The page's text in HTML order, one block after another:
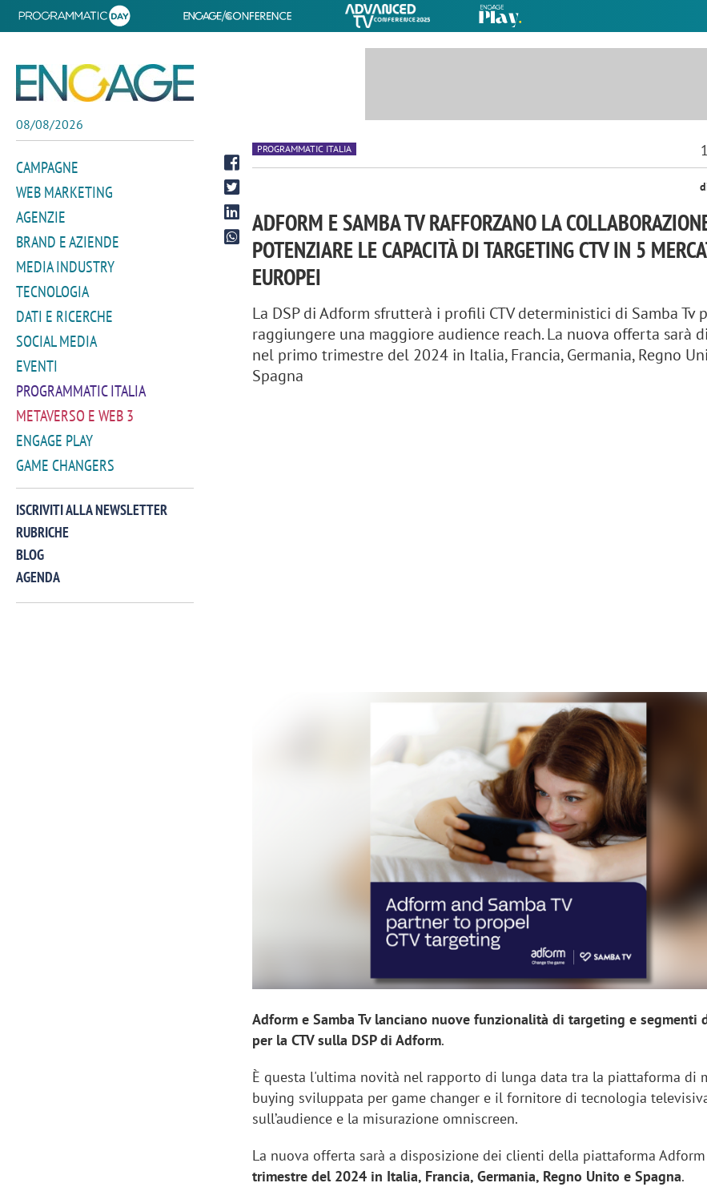
08/08/2026
CAMPAGNE
WEB MARKETING
AGENZIE
BRAND E AZIENDE
MEDIA INDUSTRY
TECNOLOGIA
DATI E RICERCHE
SOCIAL MEDIA
EVENTI
PROGRAMMATIC ITALIA
METAVERSO E WEB 3
ENGAGE PLAY
GAME CHANGERS
ISCRIVITI ALLA NEWSLETTER
RUBRICHE
BLOG
AGENDA
PROGRAMMATIC ITALIA
ADFORM E SAMBA TV RAFFORZANO LA
POTENZIARE LE CAPACITÀ DI TARGETING CTV IN 5
EUROPEI
La DSP di Adform sfrutterà i profili CTV deterministici di Samba Tv
raggiungere una maggiore audience reach. La nuova offerta sarà
nel primo trimestre del 2024 in Italia, Francia, Germania, Regno
Spagna
Adform e Samba Tv lanciano nuove funzionalità di targeting e segmenti
per la CTV sulla DSP di Adform.
È questa l'ultima novità nel rapporto di lunga data tra la piattaforma di
buying sviluppata per game changer e il fornitore di tecnologia
sull’audience e la misurazione omniscreen.
La nuova offerta sarà a disposizione dei clienti della piattaforma
trimestre del 2024 in Italia, Francia, Germania, Regno Unito e Spagna.
Perez, Samsung Ads: «L'Italia è un
mercato strategico e continuerà a
Networking agli eventi:
startup Kicè punta a
"spreco di relazioni"